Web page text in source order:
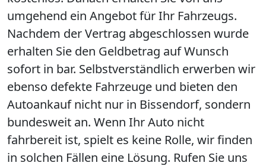
umgehend ein Angebot für Ihr Fahrzeugs.
Nachdem der Vertrag abgeschlossen wurde
erhalten Sie den Geldbetrag auf Wunsch
sofort in bar. Selbstverständlich erwerben wir
ebenso defekte Fahrzeuge und bieten den
Autoankauf nicht nur in Bissendorf, sondern
bundesweit an. Wenn Ihr Auto nicht
fahrbereit ist, spielt es keine Rolle, wir finden
in solchen Fällen eine Lösung. Rufen Sie uns